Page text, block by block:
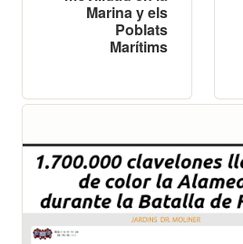
Marina y els
Poblats
Marítims